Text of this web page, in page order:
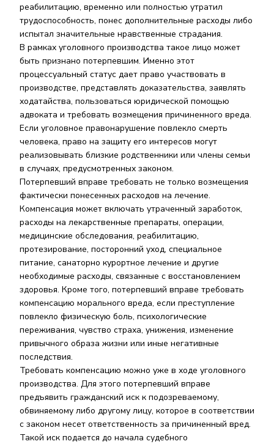
реабилитацию, временно или полностью утратил
трудоспособность, понес дополнительные расходы либо
испытал значительные нравственные страдания.
В рамках уголовного производства такое лицо может
быть признано потерпевшим. Именно этот
процессуальный статус дает право участвовать в
производстве, представлять доказательства, заявлять
ходатайства, пользоваться юридической помощью
адвоката и требовать возмещения причиненного вреда.
Если уголовное правонарушение повлекло смерть
человека, право на защиту его интересов могут
реализовывать близкие родственники или члены семьи
в случаях, предусмотренных законом.
Потерпевший вправе требовать не только возмещения
фактически понесенных расходов на лечение.
Компенсация может включать утраченный заработок,
расходы на лекарственные препараты, операции,
медицинские обследования, реабилитацию,
протезирование, посторонний уход, специальное
питание, санаторно курортное лечение и другие
необходимые расходы, связанные с восстановлением
здоровья. Кроме того, потерпевший вправе требовать
компенсацию морального вреда, если преступление
повлекло физическую боль, психологические
переживания, чувство страха, унижения, изменение
привычного образа жизни или иные негативные
последствия.
Требовать компенсацию можно уже в ходе уголовного
производства. Для этого потерпевший вправе
предъявить гражданский иск к подозреваемому,
обвиняемому либо другому лицу, которое в соответствии
с законом несет ответственность за причиненный вред.
Такой иск подается до начала судебного